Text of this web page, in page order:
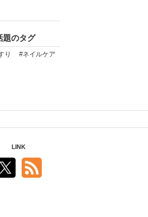
のタグ
り
#ネイルケア
LINK